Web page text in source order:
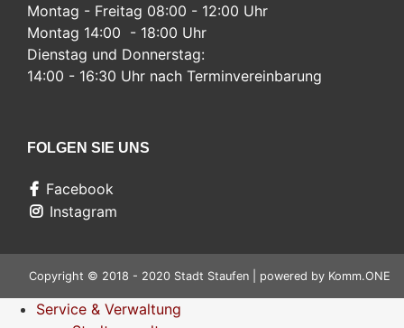
Montag - Freitag 08:00 - 12:00 Uhr
Montag 14:00 - 18:00 Uhr
Dienstag und Donnerstag:
14:00 - 16:30 Uhr nach Terminvereinbarung
FOLGEN SIE UNS
Facebook
Instagram
Copyright © 2018 - 2020 Stadt Staufen | powered by Komm.ONE
Service & Verwaltung